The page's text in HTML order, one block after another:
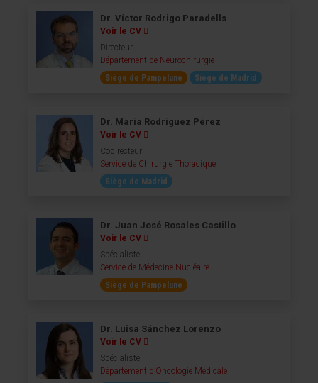
Dr. Víctor Rodrigo Paradells
Voir le CV
Directeur
Département de Neurochirurgie
Siège de Pampelune
Siège de Madrid
Dr. María Rodríguez Pérez
Voir le CV
Codirecteur
Service de Chirurgie Thoracique
Siège de Madrid
Dr. Juan José Rosales Castillo
Voir le CV
Spécialiste
Service de Médecine Nucléaire
Siège de Pampelune
Dr. Luisa Sánchez Lorenzo
Voir le CV
Spécialiste
Département d’Oncologie Médicale